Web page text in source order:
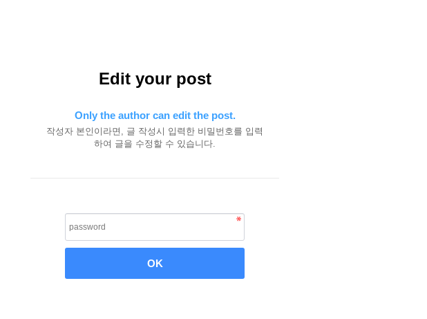
Edit your post
Only the author can edit the post.
작성자 본인이라면, 글 작성시 입력한 비밀번호를 입력
하여 글을 수정할 수 있습니다.